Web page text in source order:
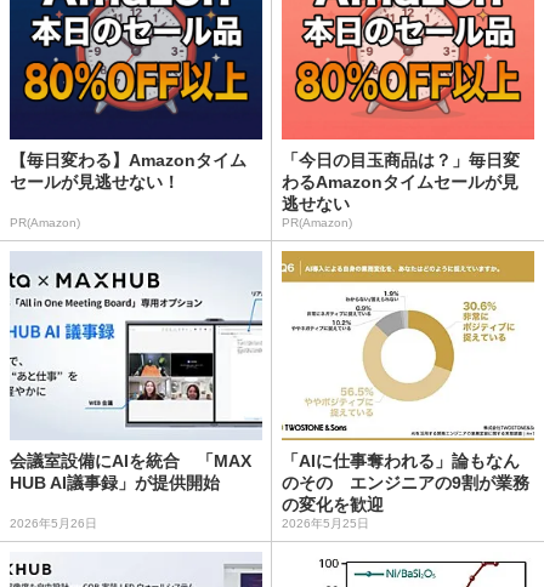
【毎日変わる】Amazonタイム
セールが見逃せない！
PR(Amazon)
「今日の目玉商品は？」毎日変
わるAmazonタイムセールが見
逃せない
PR(Amazon)
会議室設備にAIを統合 「MAX
HUB AI議事録」が提供開始
2026年5月26日
「AIに仕事奪われる」論もなん
のその エンジニアの9割が業務
の変化を歓迎
2026年5月25日